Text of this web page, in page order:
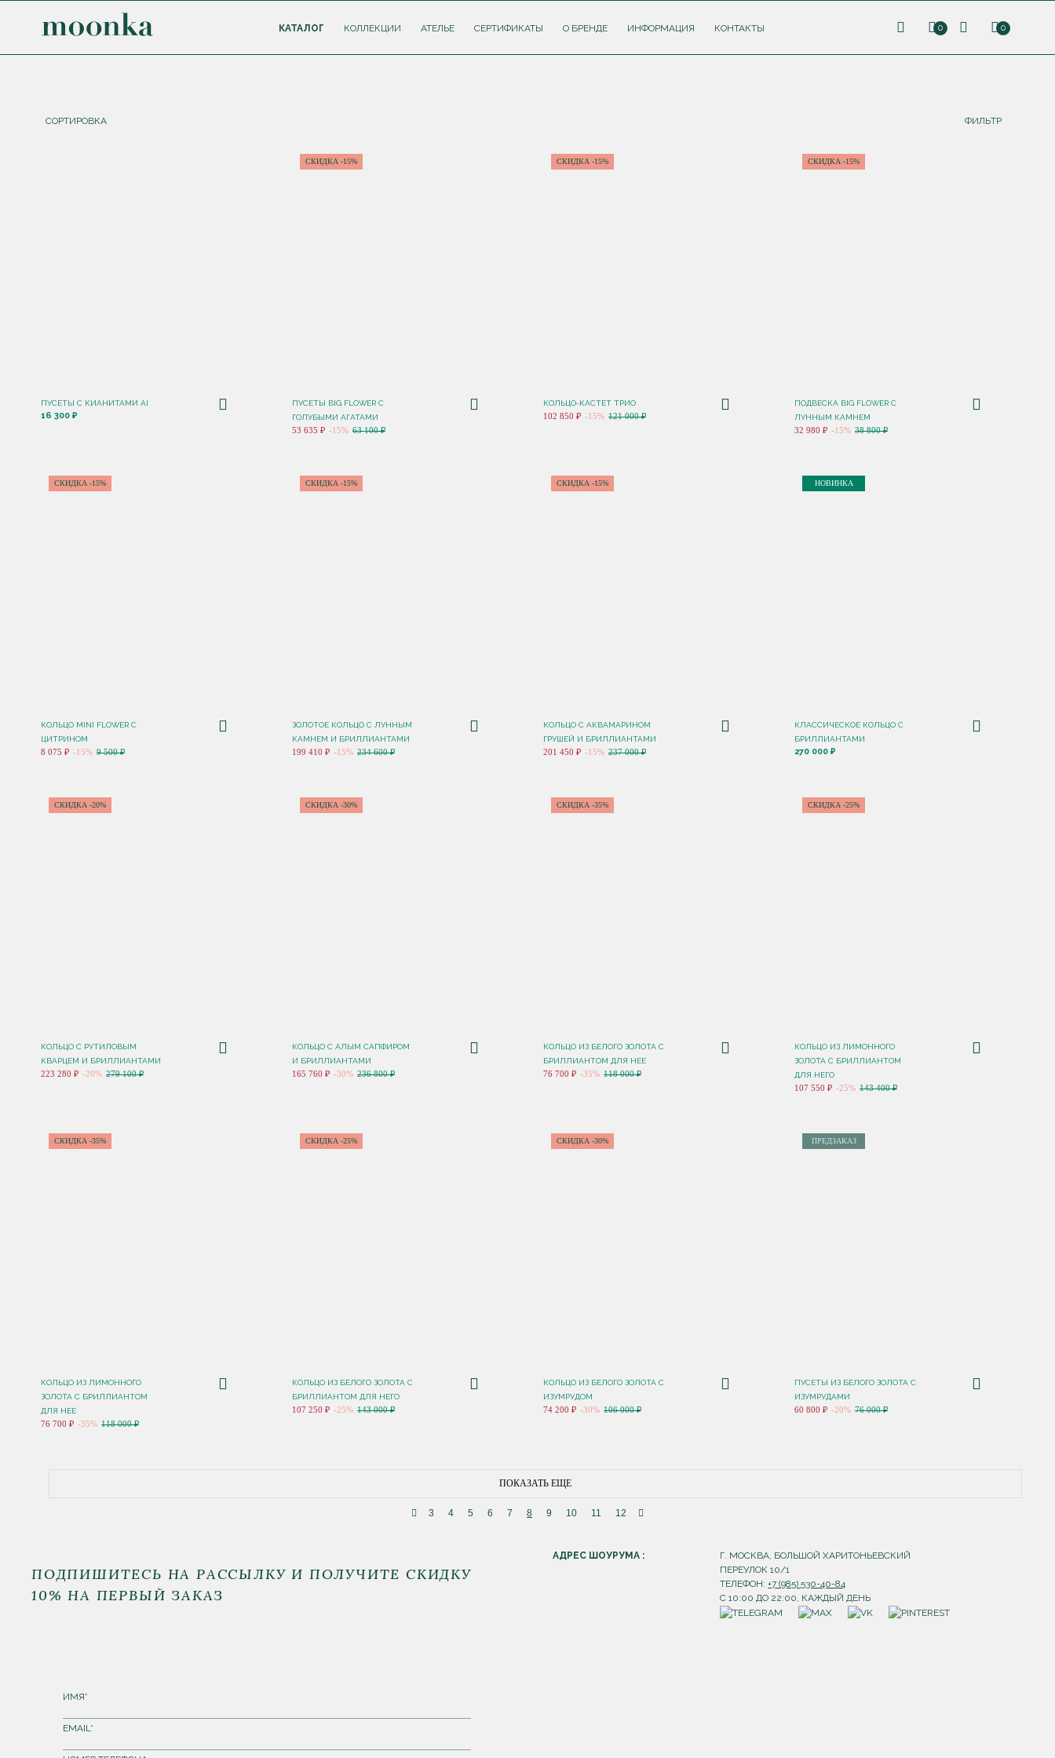
КАТАЛОГ КОЛЛЕКЦИИ АТЕЛЬЕ СЕРТИФИКАТЫ О БРЕНДЕ ИНФОРМАЦИЯ КОНТАКТЫ 0 0
СОРТИРОВКА ФИЛЬТР
ПУСЕТЫ С КИАНИТАМИ AI
16 300 ₽
СКИДКА -15%
ПУСЕТЫ BIG FLOWER С
ГОЛУБЫМИ АГАТАМИ
53 635 ₽ -15% 63 100 ₽
СКИДКА -15%
КОЛЬЦО-КАСТЕТ ТРИО
102 850 ₽ -15% 121 000 ₽
СКИДКА -15%
ПОДВЕСКА BIG FLOWER С
ЛУННЫМ КАМНЕМ
32 980 ₽ -15% 38 800 ₽
СКИДКА -15%
КОЛЬЦО MINI FLOWER С
ЦИТРИНОМ
8 075 ₽ -15% 9 500 ₽
СКИДКА -15%
ЗОЛОТОЕ КОЛЬЦО С ЛУННЫМ
КАМНЕМ И БРИЛЛИАНТАМИ
199 410 ₽ -15% 234 600 ₽
СКИДКА -15%
КОЛЬЦО С АКВАМАРИНОМ
ГРУШЕЙ И БРИЛЛИАНТАМИ
201 450 ₽ -15% 237 000 ₽
НОВИНКА
КЛАССИЧЕСКОЕ КОЛЬЦО С
БРИЛЛИАНТАМИ
270 000 ₽
СКИДКА -20%
КОЛЬЦО С РУТИЛОВЫМ
КВАРЦЕМ И БРИЛЛИАНТАМИ
223 280 ₽ -20% 279 100 ₽
СКИДКА -30%
КОЛЬЦО С АЛЫМ САПФИРОМ
И БРИЛЛИАНТАМИ
165 760 ₽ -30% 236 800 ₽
СКИДКА -35%
КОЛЬЦО ИЗ БЕЛОГО ЗОЛОТА С
БРИЛЛИАНТОМ ДЛЯ НЕЕ
76 700 ₽ -35% 118 000 ₽
СКИДКА -25%
КОЛЬЦО ИЗ ЛИМОННОГО
ЗОЛОТА С БРИЛЛИАНТОМ
ДЛЯ НЕГО
107 550 ₽ -25% 143 400 ₽
СКИДКА -35%
КОЛЬЦО ИЗ ЛИМОННОГО
ЗОЛОТА С БРИЛЛИАНТОМ
ДЛЯ НЕЕ
76 700 ₽ -35% 118 000 ₽
СКИДКА -25%
КОЛЬЦО ИЗ БЕЛОГО ЗОЛОТА С
БРИЛЛИАНТОМ ДЛЯ НЕГО
107 250 ₽ -25% 143 000 ₽
СКИДКА -30%
КОЛЬЦО ИЗ БЕЛОГО ЗОЛОТА С
ИЗУМРУДОМ
74 200 ₽ -30% 106 000 ₽
ПРЕДЗАКАЗ
ПУСЕТЫ ИЗ БЕЛОГО ЗОЛОТА С
ИЗУМРУДАМИ
60 800 ₽ -20% 76 000 ₽
ПОКАЗАТЬ ЕЩЕ
3 4 5 6 7 8 9 10 11 12
ПОДПИШИТЕСЬ НА РАССЫЛКУ И ПОЛУЧИТЕ СКИДКУ
10% НА ПЕРВЫЙ ЗАКАЗ
АДРЕС ШОУРУМА :
Г. МОСКВА, БОЛЬШОЙ ХАРИТОНЬЕВСКИЙ
ПЕРЕУЛОК 10/1
ТЕЛЕФОН:+7 (985) 530-40-84
С 10:00 ДО 22:00, КАЖДЫЙ ДЕНЬ